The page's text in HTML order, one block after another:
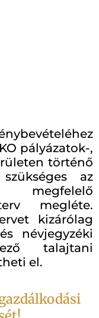
pályázatok-,
történő
az
megléte.
kizárólag
névjegyzéki
talajtani
el.